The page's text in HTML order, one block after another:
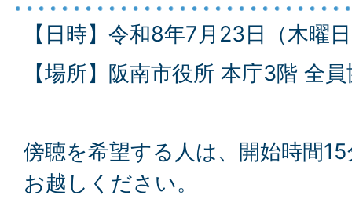
【日時】令和8年7月23日（木曜
【場所】阪南市役所 本庁3階 全
傍聴を希望する人は、開始時間
お越しください。